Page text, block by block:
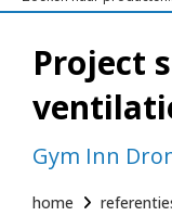
Project
Gym Inn
home